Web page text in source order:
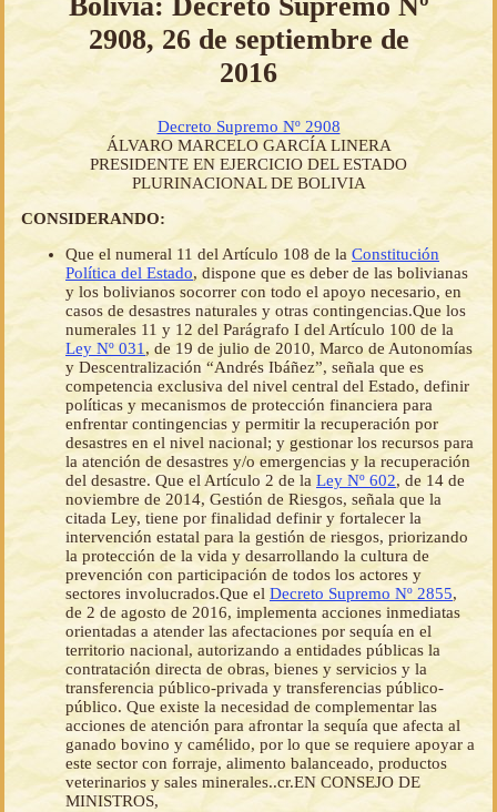
2908, 26 de septiembre de
2016
Decreto Supremo Nº 2908
ÁLVARO MARCELO GARCÍA LINERA
PRESIDENTE EN EJERCICIO DEL ESTADO
PLURINACIONAL DE BOLIVIA
CONSIDERANDO:
Que el numeral 11 del Artículo 108 de la Constitución
Política del Estado, dispone que es deber de las bolivianas
y los bolivianos socorrer con todo el apoyo necesario, en
casos de desastres naturales y otras contingencias.Que los
numerales 11 y 12 del Parágrafo I del Artículo 100 de la
Ley Nº 031, de 19 de julio de 2010, Marco de Autonomías
y Descentralización “Andrés Ibáñez”, señala que es
competencia exclusiva del nivel central del Estado, definir
políticas y mecanismos de protección financiera para
enfrentar contingencias y permitir la recuperación por
desastres en el nivel nacional; y gestionar los recursos para
la atención de desastres y/o emergencias y la recuperación
del desastre. Que el Artículo 2 de la Ley Nº 602, de 14 de
noviembre de 2014, Gestión de Riesgos, señala que la
citada Ley, tiene por finalidad definir y fortalecer la
intervención estatal para la gestión de riesgos, priorizando
la protección de la vida y desarrollando la cultura de
prevención con participación de todos los actores y
sectores involucrados.Que el Decreto Supremo Nº 2855,
de 2 de agosto de 2016, implementa acciones inmediatas
orientadas a atender las afectaciones por sequía en el
territorio nacional, autorizando a entidades públicas la
contratación directa de obras, bienes y servicios y la
transferencia público-privada y transferencias público-
público. Que existe la necesidad de complementar las
acciones de atención para afrontar la sequía que afecta al
ganado bovino y camélido, por lo que se requiere apoyar a
este sector con forraje, alimento balanceado, productos
veterinarios y sales minerales..cr.EN CONSEJO DE
MINISTROS,